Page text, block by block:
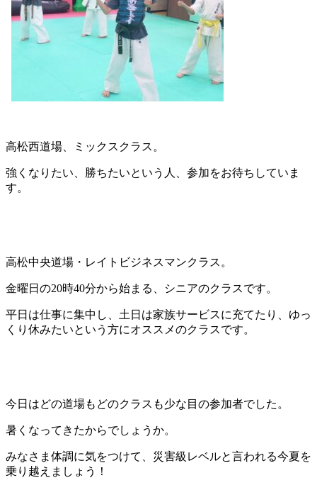
高松西道場、ミックスクラス。
強くなりたい、勝ちたいという人、参加をお待ちしていま
す。
高松中央道場・レイトビジネスマンクラス。
金曜日の20時40分から始まる、シニアのクラスです。
平日は仕事に集中し、土日は家族サービスに充てたり、ゆっ
くり休みたいという方にオススメのクラスです。
今日はどの道場もどのクラスも少な目の参加者でした。
暑くなってきたからでしょうか。
みなさま体調に気をつけて、災害級レベルと言われる今夏を
乗り越えましょう！